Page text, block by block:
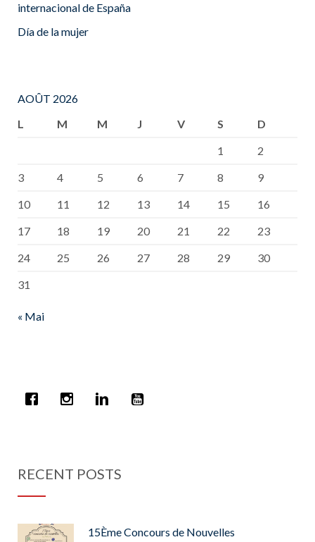
internacional de España
Día de la mujer
AOÛT 2026
L
M M J V S
D
1
2
3
4 5 6 7 8
9
10
11 12 13 14 15
16
17
18 19 20 21 22
23
24
25 26 27 28 29
30
31
« Mai
RECENT POSTS
15Ème Concours de Nouvelles